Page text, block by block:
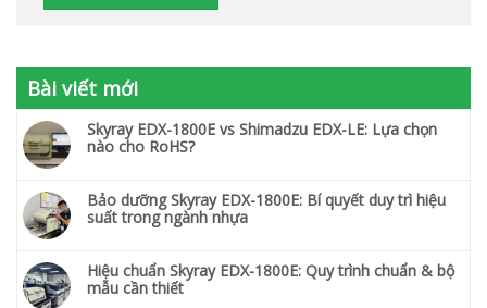
Bài viết mới
Skyray EDX-1800E vs Shimadzu EDX-LE: Lựa chọn
nào cho RoHS?
Bảo dưỡng Skyray EDX-1800E: Bí quyết duy trì hiệu
suất trong ngành nhựa
Hiệu chuẩn Skyray EDX-1800E: Quy trình chuẩn & bộ
mẫu cần thiết